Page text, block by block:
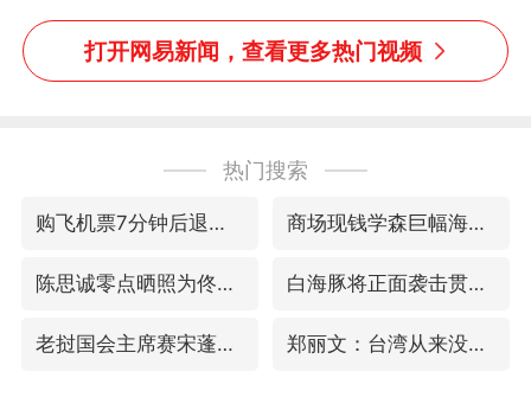
些不一样
没有一个人掉链子
打开网易新闻，查看更多热门视频
热门搜索
购飞机票7分钟后退票被扣2022元 商场现钱学森巨幅海报 负责人回应
陈思诚零点晒照为佟丽娅庆生 白海豚将正面袭击贯穿浙江
老挝国会主席赛宋蓬逝世 郑丽文：台湾从来没有“独立”过